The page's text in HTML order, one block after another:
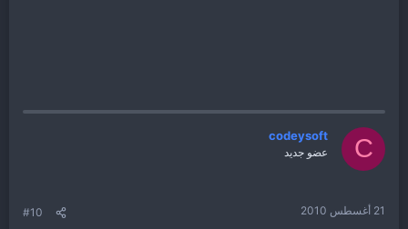
C
codeysoft
عضو جديد
21 أغسطس 2010 #10